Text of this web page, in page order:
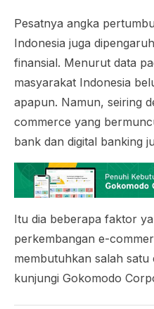
Pesatnya angka
Indonesia juga
finansial. Menurut data
masyarakat Indonesia
apapun. Namun, seiring
commerce yang
bank dan digital banking
Itu dia beberapa faktor
perkembangan e-
membutuhkan salah
kunjungi Gokomodo